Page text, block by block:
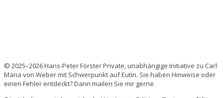
© 2025–2026 Hans-Peter Förster Private, unabhängige Initiative zu Carl
Maria von Weber mit Schwerpunkt auf Eutin. Sie haben Hinweise oder
einen Fehler entdeckt? Dann mailen Sie mir gerne.